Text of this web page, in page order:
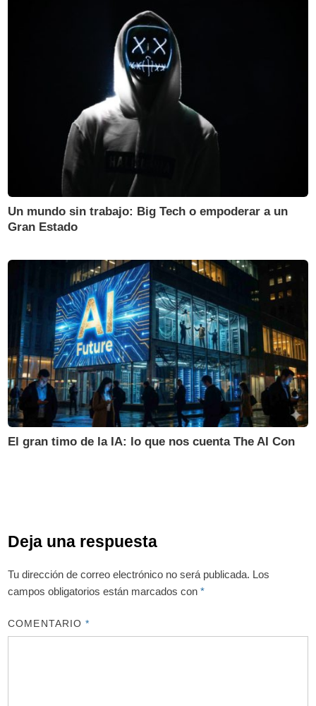
Un mundo sin trabajo: Big Tech o empoderar a un
Gran Estado
El gran timo de la IA: lo que nos cuenta The AI Con
Deja una respuesta
Tu dirección de correo electrónico no será publicada. Los
campos obligatorios están marcados con*
COMENTARIO*